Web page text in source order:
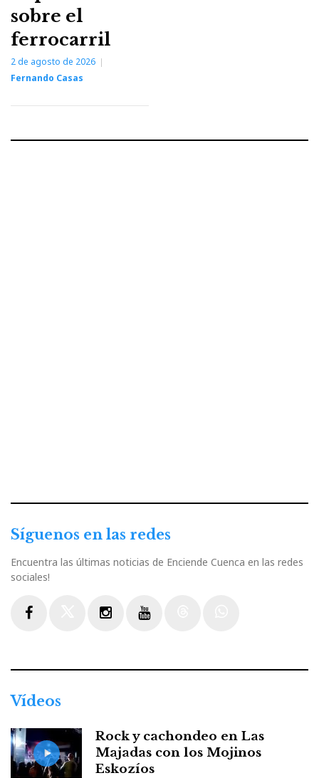
sobre el
ferrocarril
2 de agosto de 2026
Fernando Casas
Síguenos en las redes
Encuentra las últimas noticias de Enciende Cuenca en las redes
sociales!
Vídeos
Rock y cachondeo en Las
Majadas con los Mojinos
Eskozíos